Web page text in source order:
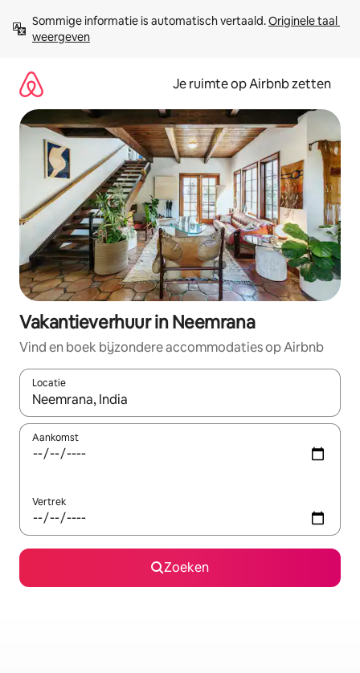
direct
naar
Sommige informatie is automatisch vertaald. Originele taal
weergeven
Je ruimte op Airbnb zetten
Vakantieverhuur in Neemrana
Vind en boek bijzondere accommodaties op Airbnb
Locatie
Wanneer er suggesties beschikbaar zijn, maak je een keuze
Aankomst
Vertrek
Zoeken